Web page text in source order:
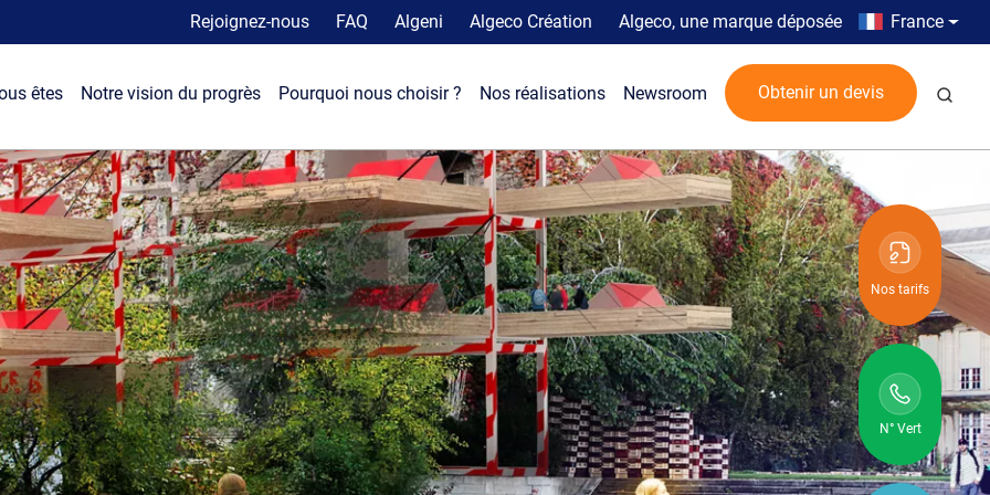
Top menu
Rejoignez-nous FAQ Algeni Algeco Création Algeco, une marque déposée Country menu
France
êtes Notre vision du progrès Pourquoi nous choisir ? Nos réalisations Newsroom Obtenir un devis
Nos tarifs
N° Vert
N° vert :